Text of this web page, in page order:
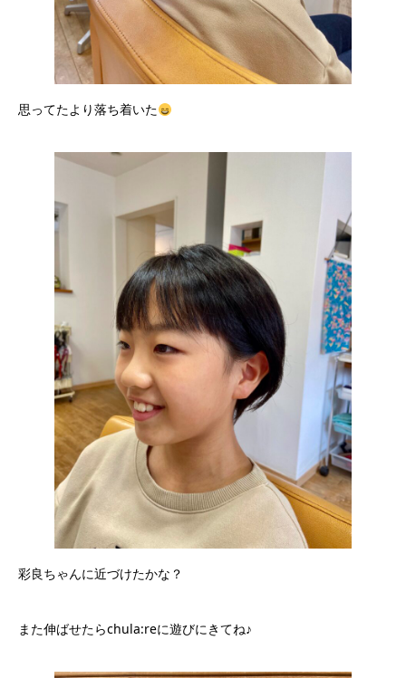
思ってたより落ち着いた
彩良ちゃんに近づけたかな？
また伸ばせたらchula:reに遊びにきてね♪